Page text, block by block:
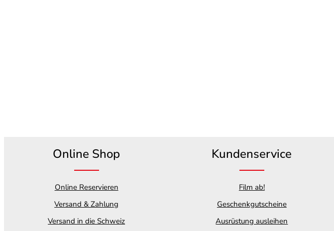
Online Shop
Online Reservieren
Versand & Zahlung
Versand in die Schweiz
Kundenservice
Film ab!
Geschenkgutscheine
Ausrüstung ausleihen